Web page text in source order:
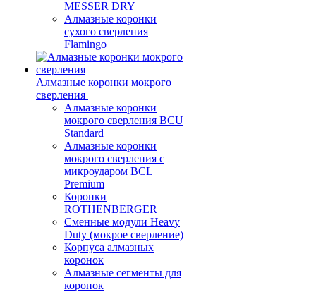
MESSER DRY
Алмазные коронки
сухого сверления
Flamingo
Алмазные коронки мокрого
сверления
Алмазные коронки
мокрого сверления BCU
Standard
Алмазные коронки
мокрого сверления с
микроударом BCL
Premium
Коронки
ROTHENBERGER
Сменные модули Heavy
Duty (мокрое сверление)
Корпуса алмазных
коронок
Алмазные сегменты для
коронок